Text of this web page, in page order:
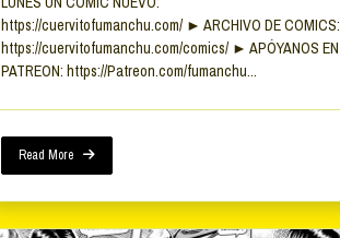
https://cuervitofumanchu.com/ ► ARCHIVO DE COMICS:
https://cuervitofumanchu.com/comics/ ► APÓYANOS EN
PATREON: https://Patreon.com/fumanchu...
Read More